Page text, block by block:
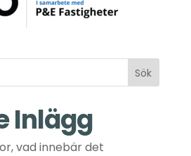
Sök
Inlägg
vad innebär det